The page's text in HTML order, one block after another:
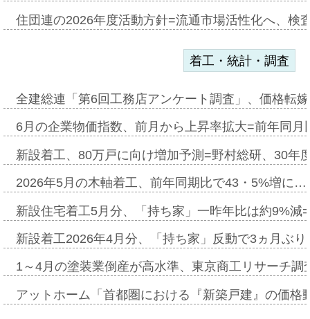
住団連の2026年度活動方針=流通市場活性化へ、検
着工・統計・調査
全建総連「第6回工務店アンケート調査」、価格転
6月の企業物価指数、前月から上昇率拡大=前年同
新設着工、80万戸に向け増加予測=野村総研、30年
2026年5月の木軸着工、前年同期比で43・5%増に…
新設住宅着工5月分、「持ち家」一昨年比は約9%
新設着工2026年4月分、「持ち家」反動で3ヵ月ぶ
1～4月の塗装業倒産が高水準、東京商工リサーチ
アットホーム「首都圏における『新築戸建』の価